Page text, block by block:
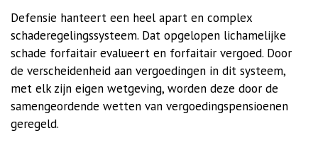
Defensie hanteert een heel apart en complex
schaderegelingssysteem. Dat opgelopen lichamelijke
schade forfaitair evalueert en forfaitair vergoed. Door
de verscheidenheid aan vergoedingen in dit systeem,
met elk zijn eigen wetgeving, worden deze door de
samengeordende wetten van vergoedingspensioenen
geregeld.